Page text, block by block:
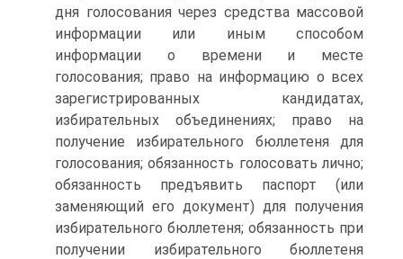
дня голосования через средства массовой
информации или иным способом
информации о времени и месте
голосования; право на информацию о всех
зарегистрированных кандидатах,
избирательных объединениях; право на
получение избирательного бюллетеня для
голосования; обязанность голосовать лично;
обязанность предъявить паспорт (или
заменяющий его документ) для получения
избирательного бюллетеня; обязанность при
получении избирательного бюллетеня